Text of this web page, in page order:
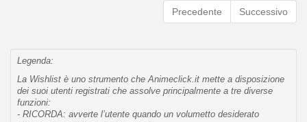
Precedente
Successivo
Legenda:
La Wishlist è uno strumento che Animeclick.it mette a disposizione
dei suoi utenti registrati che assolve principalmente a tre diverse
funzioni:
- RICORDA: avverte l’utente quando un volumetto desiderato